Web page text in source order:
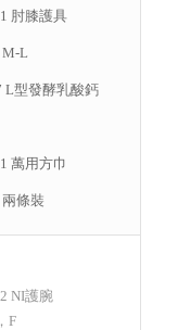
肘膝護具
L
L型發酵乳酸鈣
萬用方巾
條裝
NI護腕
F